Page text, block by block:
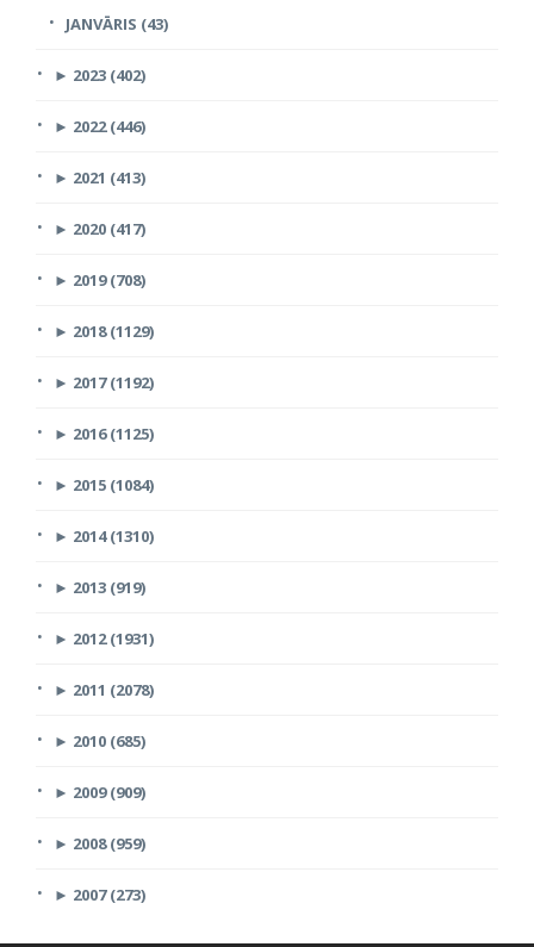
JANVĀRIS (43)
► 2023 (402)
► 2022 (446)
► 2021 (413)
► 2020 (417)
► 2019 (708)
► 2018 (1129)
► 2017 (1192)
► 2016 (1125)
► 2015 (1084)
► 2014 (1310)
► 2013 (919)
► 2012 (1931)
► 2011 (2078)
► 2010 (685)
► 2009 (909)
► 2008 (959)
► 2007 (273)